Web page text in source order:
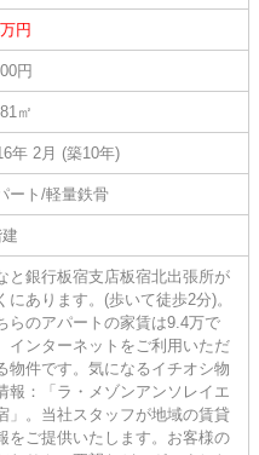
円
円
㎡
年 2月 (築10年)
ート/軽量鉄骨
と銀行板宿支店板宿北出張所が
にあります。(歩いて徒歩2分)。
らのアパートの家賃は9.4万で
インターネットをご利用いただ
物件です。気になるイチオシ物
報：「ラ・メゾンアンソレイエ
」。当社スタッフが地域の賃貸
をご提供いたします。お客様の